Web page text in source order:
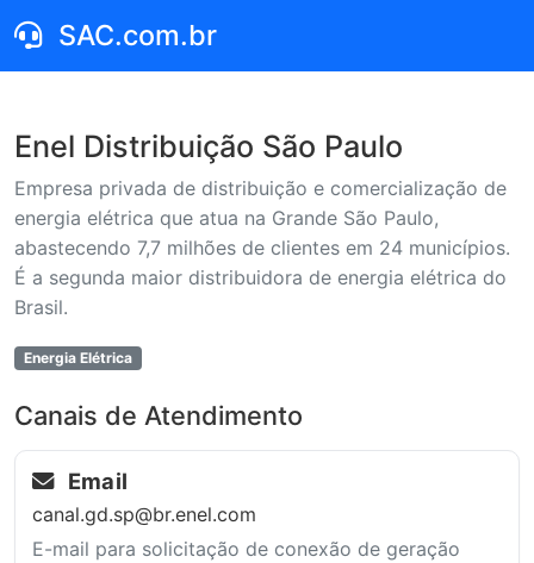
SAC.com.br
Enel Distribuição São Paulo
Empresa privada de distribuição e comercialização de
energia elétrica que atua na Grande São Paulo,
abastecendo 7,7 milhões de clientes em 24 municípios.
É a segunda maior distribuidora de energia elétrica do
Brasil.
Energia Elétrica
Canais de Atendimento
Email
canal.gd.sp@br.enel.com
E-mail para solicitação de conexão de geração